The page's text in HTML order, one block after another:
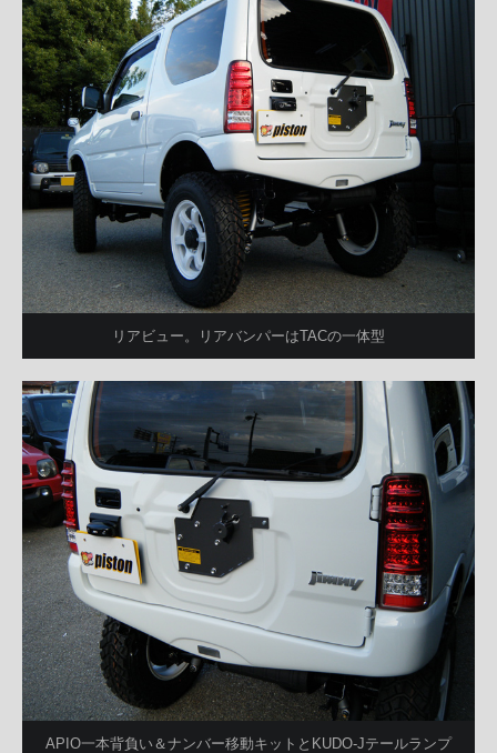
リアビュー。リアバンパーはTACの一体型
APIO一本背負い＆ナンバー移動キットとKUDO-Jテールランプ